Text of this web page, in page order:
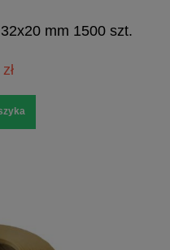
mm 1500 szt.